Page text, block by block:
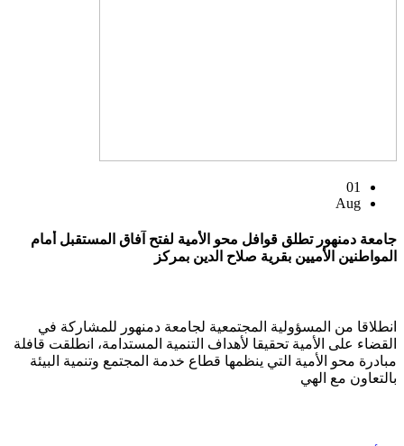
01
Aug
جامعة دمنهور تطلق قوافل محو الأمية لفتح آفاق المستقبل أمام
المواطنين الأميين بقرية صلاح الدين بمركز
انطلاقا من المسؤولية المجتمعية لجامعة دمنهور للمشاركة في
القضاء على الأمية تحقيقا لأهداف التنمية المستدامة، انطلقت قافلة
مبادرة محو الأمية التي ينظمها قطاع خدمة المجتمع وتنمية البيئة
بالتعاون مع الهي